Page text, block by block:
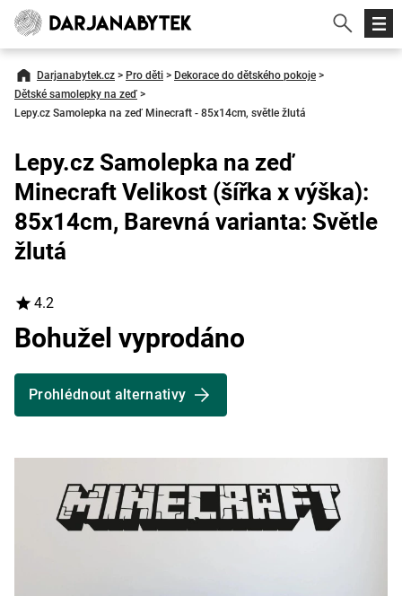
Darjanabytek.cz > Pro děti > Dekorace do dětského pokoje >
Dětské samolepky na zeď >
Lepy.cz Samolepka na zeď Minecraft - 85x14cm, světle žlutá
Lepy.cz Samolepka na zeď
Minecraft Velikost (šířka x výška):
85x14cm, Barevná varianta: Světle
žlutá
4.2
Bohužel vyprodáno
Prohlédnout alternativy